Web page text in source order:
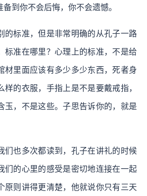
到你不会后悔，你不会遗憾。
的标准，但是非常明确的从孔子一路
标准在哪里？心理上的标准，不是给
材里面应该有多少多少东西，死者身
样的衣服，手指上是不是要戴戒指，
玉，不是这些。子思告诉你的，就是
们也多次都读到，孔子在讲礼的时候
们的心里的感受是密切地连接在一起
原则讲得更清楚，他就说你只有三天